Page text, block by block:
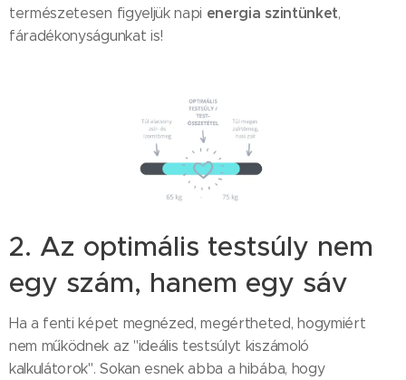
természetesen figyeljük napi energia szintünket,
fáradékonyságunkat is!
2. Az optimális testsúly nem
egy szám, hanem egy sáv
Ha a fenti képet megnézed, megértheted, hogymiért
nem működnek az "ideális testsúlyt kiszámoló
kalkulátorok". Sokan esnek abba a hibába, hogy